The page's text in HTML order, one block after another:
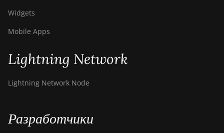
Widgets
Mobile Apps
Lightning Network
Lightning Network Node
Разработчики